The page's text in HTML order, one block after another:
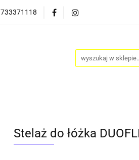
733371118
LAMPY AKCESORIA
Stelaż do łóżka